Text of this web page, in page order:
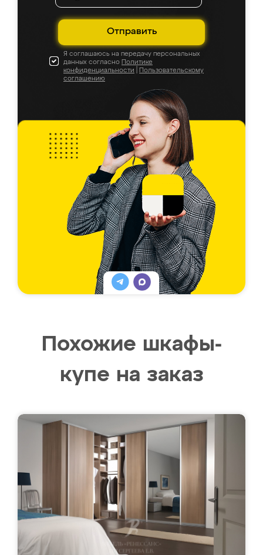
Отправить
Я соглашаюсь на передачу персональных
данных согласно Политике
конфиденциальности
Пользовательскому
соглашению
Похожие шкафы-
купе на заказ